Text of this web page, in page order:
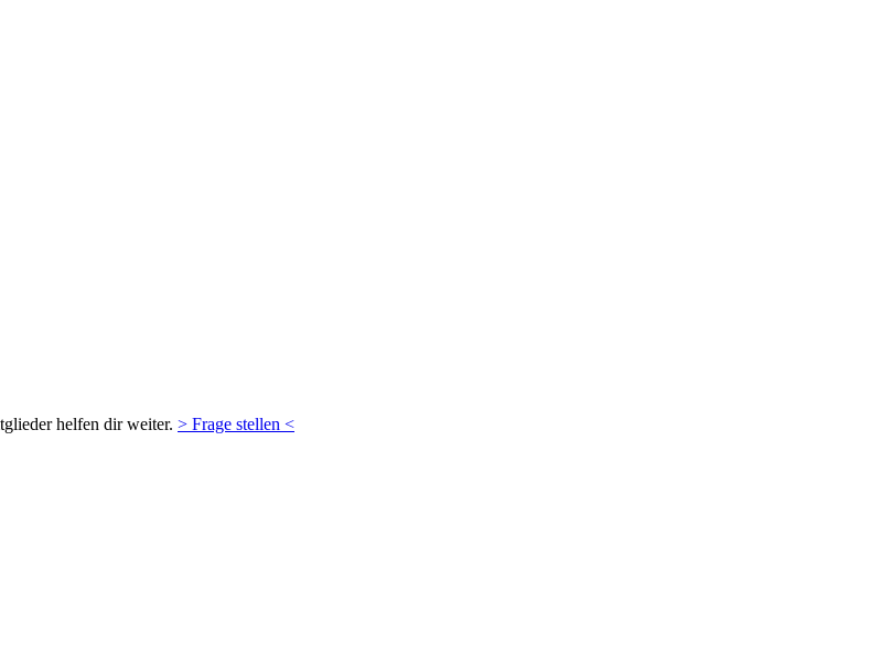
helfen dir weiter. > Frage stellen <